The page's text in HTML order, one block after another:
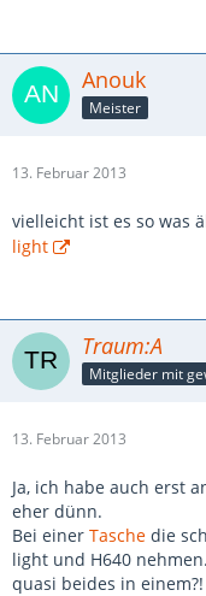
Anouk
Meister
13. Februar 2013
vielleicht ist es so was
light
Traum:A
13. Februar 2013
Ja, ich habe auch erst
eher dünn.
Bei einer Tasche die
light und H640
quasi beides in einem?!